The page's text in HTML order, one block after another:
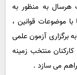
هرسال به منظور به
با موضوعات قوانین ،
برگزاری آزمون علمی
منتخب زمینه
می سازد .